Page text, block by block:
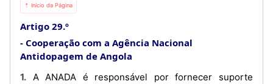
⇡ Início da Página
Artigo 29.º
Cooperação com a Agência Nacional
Antidopagem de Angola
1. A ANADA é responsável por fornecer suporte